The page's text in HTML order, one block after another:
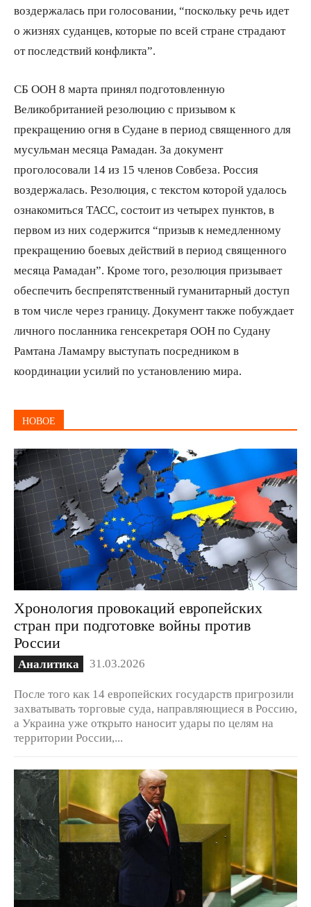
воздержалась при голосовании, “поскольку речь идет
о жизнях суданцев, которые по всей стране страдают
от последствий конфликта”.
СБ ООН 8 марта принял подготовленную
Великобританией резолюцию с призывом к
прекращению огня в Судане в период священного для
мусульман месяца Рамадан. За документ
проголосовали 14 из 15 членов Совбеза. Россия
воздержалась. Резолюция, с текстом которой удалось
ознакомиться ТАСС, состоит из четырех пунктов, в
первом из них содержится “призыв к немедленному
прекращению боевых действий в период священного
месяца Рамадан”. Кроме того, резолюция призывает
обеспечить беспрепятственный гуманитарный доступ
в том числе через границу. Документ также побуждает
личного посланника генсекретаря ООН по Судану
Рамтана Ламамру выступать посредником в
координации усилий по установлению мира.
НОВОЕ
Хронология провокаций европейских
стран при подготовке войны против
России
Аналитика 31.03.2026
После того как 14 европейских государств пригрозили
захватывать торговые суда, направляющиеся в Россию,
а Украина уже открыто наносит удары по целям на
территории России,...